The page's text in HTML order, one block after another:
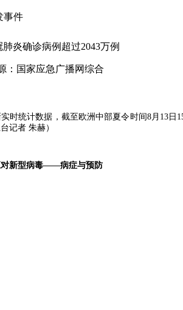
事件
炎确诊病例超过2043万例
： 国家应急广播网综合
时统计数据，截至欧洲中部夏令时间8月13日
记者 朱赫）
对新型病毒——病症与预防